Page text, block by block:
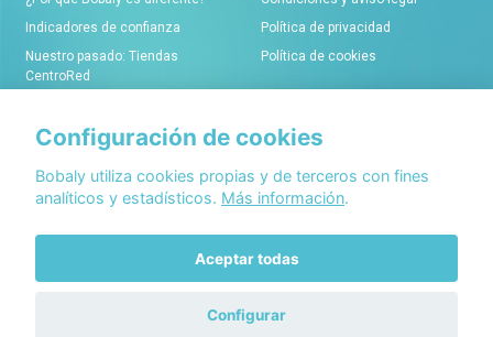
Indicadores de confianza
Nuestro pasado: Tiendas
CentroRed
Política de privacidad
Política de cookies
Comerciantes
Alta de tiendas online
Condiciones de alta
Conócenos
Acerca de Bobaly Partners
Partner eCommerce
Configuración de cookies
Bobaly utiliza cookies propias y de terceros con fines
analíticos y estadísticos. Más información.
Aceptar todas
Configurar